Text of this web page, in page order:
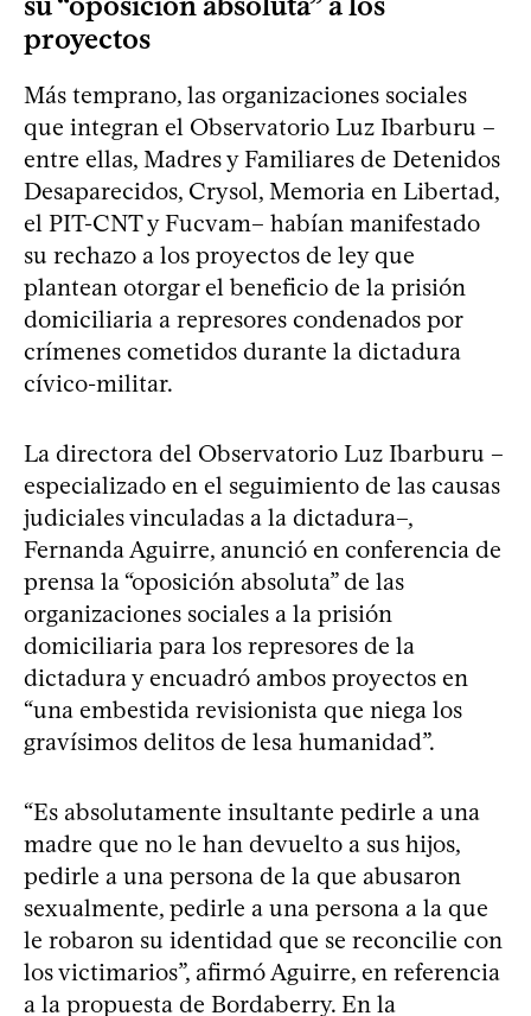
proyectos
Más temprano, las organizaciones sociales
que integran el Observatorio Luz Ibarburu –
entre ellas, Madres y Familiares de Detenidos
Desaparecidos, Crysol, Memoria en Libertad,
el PIT-CNT y Fucvam– habían manifestado
su rechazo a los proyectos de ley que
plantean otorgar el beneficio de la prisión
domiciliaria a represores condenados por
crímenes cometidos durante la dictadura
cívico-militar.
La directora del Observatorio Luz Ibarburu –
especializado en el seguimiento de las causas
judiciales vinculadas a la dictadura–,
Fernanda Aguirre, anunció en conferencia de
prensa la “oposición absoluta” de las
organizaciones sociales a la prisión
domiciliaria para los represores de la
dictadura y encuadró ambos proyectos en
“una embestida revisionista que niega los
gravísimos delitos de lesa humanidad”.
“Es absolutamente insultante pedirle a una
madre que no le han devuelto a sus hijos,
pedirle a una persona de la que abusaron
sexualmente, pedirle a una persona a la que
le robaron su identidad que se reconcilie con
los victimarios”, afirmó Aguirre, en referencia
a la propuesta de Bordaberry. En la